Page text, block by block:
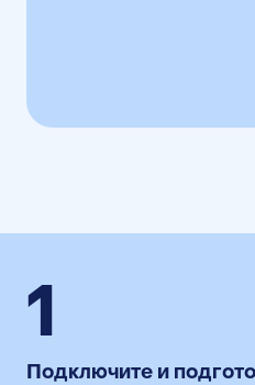
1
Подключите и